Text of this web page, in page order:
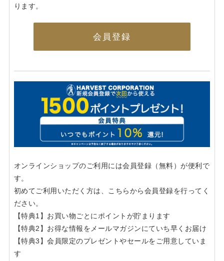
ります。
会員登録
オンラインショップのご利用には会員登録（無料）が便利で
す。
初めてご利用いただく方は、こちらから会員登録を行ってく
ださい。
【特典1】お買い物ごとにポイントが貯まります
【特典2】お得な情報をメールマガジンにていち早くお届け
【特典3】会員限定のプレゼントやセールをご用意していま
す